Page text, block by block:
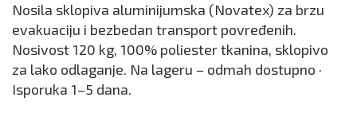
Nosila sklopiva aluminijumska (Novatex) za brzu
evakuaciju i bezbedan transport povređenih.
Nosivost 120 kg, 100% poliester tkanina, sklopivo
za lako odlaganje. Na lageru – odmah dostupno ·
Isporuka 1–5 dana.